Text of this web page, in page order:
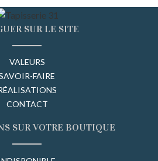
SUR LE SITE
VALEURS
FAIRE
CONTACT
SUR VOTRE BOUTIQUE